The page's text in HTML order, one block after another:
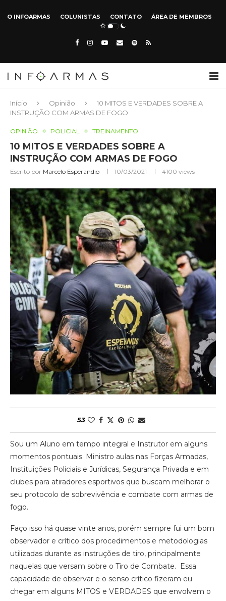
O INFOARMAS COLUNISTAS CONTATO ÁREA DE MEMBROS
Início Opinião
10 MITOS E VERDADES SOBRE A
INSTRUÇÃO COM ARMAS DE FOGO
OPINIÃO POLICIAL TREINAMENTO
10 MITOS E VERDADES SOBRE A
INSTRUÇÃO COM ARMAS DE FOGO
Escrito por Marcelo Esperandio 10/03/2021 4100 views
53
Sou um Aluno em tempo integral e Instrutor em alguns
momentos pontuais. Ministro aulas nas Forças Armadas,
Instituições Policiais e Jurídicas, Segurança Privada e em
clubes para atiradores esportivos que buscam melhorar o
seu protocolo de sobrevivência e combate com armas de
fogo.
Faço isso há quase vinte anos, porém sempre fui um bom
observador e crítico dos procedimentos e metodologias
utilizadas durante as instruções de tiro, principalmente
naquelas que versam sobre o Tiro de Combate. Essa
capacidade de observar e o senso crítico fizeram eu
chegar em alguns MITOS e VERDADES que envolvem o